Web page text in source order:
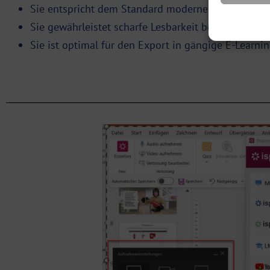
Sie entspricht dem Standard moderner Displays
Sie gewährleistet scharfe Lesbarkeit bei Texten
Sie ist optimal für den Export in gängige E-